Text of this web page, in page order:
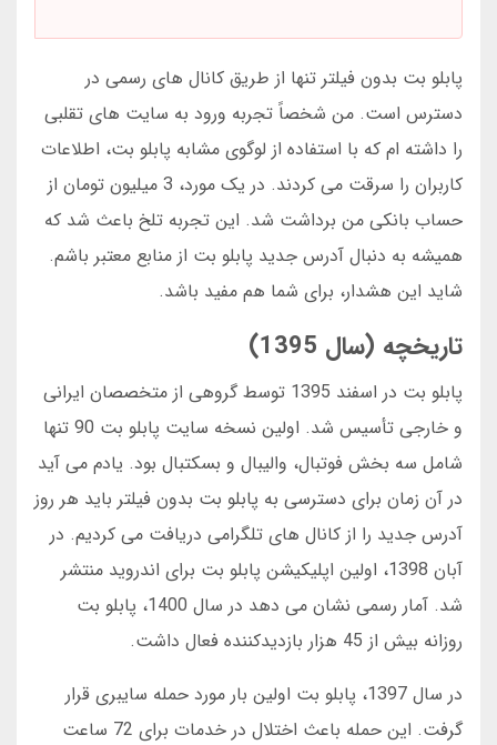
پابلو بت بدون فیلتر تنها از طریق کانال های رسمی در
دسترس است. من شخصاً تجربه ورود به سایت های تقلبی
را داشته ام که با استفاده از لوگوی مشابه پابلو بت، اطلاعات
کاربران را سرقت می کردند. در یک مورد، 3 میلیون تومان از
حساب بانکی من برداشت شد. این تجربه تلخ باعث شد که
همیشه به دنبال آدرس جدید پابلو بت از منابع معتبر باشم.
شاید این هشدار، برای شما هم مفید باشد.
تاریخچه (سال 1395)
پابلو بت در اسفند 1395 توسط گروهی از متخصصان ایرانی
و خارجی تأسیس شد. اولین نسخه سایت پابلو بت 90 تنها
شامل سه بخش فوتبال، والیبال و بسکتبال بود. یادم می آید
در آن زمان برای دسترسی به پابلو بت بدون فیلتر باید هر روز
آدرس جدید را از کانال های تلگرامی دریافت می کردیم. در
آبان 1398، اولین اپلیکیشن پابلو بت برای اندروید منتشر
شد. آمار رسمی نشان می دهد در سال 1400، پابلو بت
روزانه بیش از 45 هزار بازدیدکننده فعال داشت.
در سال 1397، پابلو بت اولین بار مورد حمله سایبری قرار
گرفت. این حمله باعث اختلال در خدمات برای 72 ساعت